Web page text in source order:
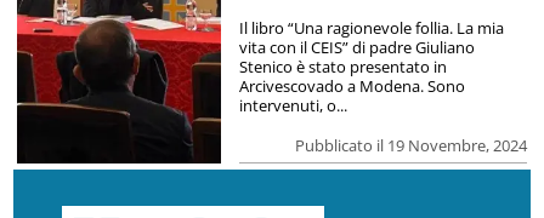
Pubblicato il 19 Novembre, 2024
Il libro “Una ragionevole follia. La mia
vita con il CEIS” di padre Giuliano
Stenico è stato presentato in
Arcivescovado a Modena. Sono
intervenuti, o...